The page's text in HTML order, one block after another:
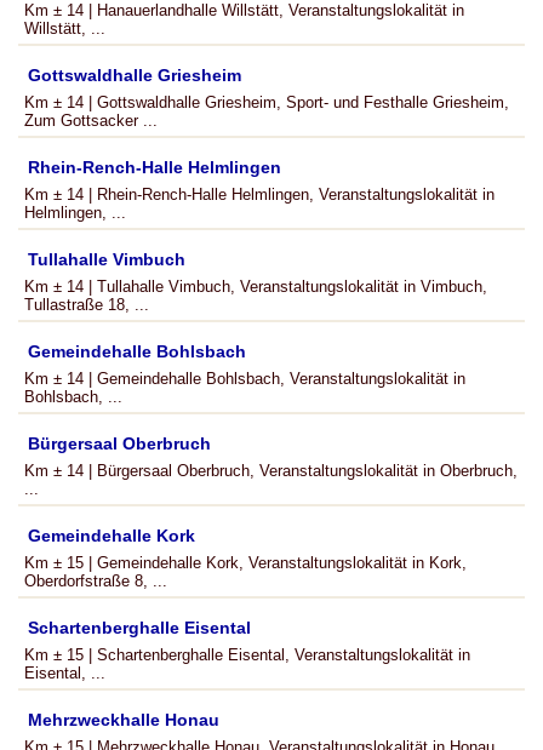
Km ± 14 | Hanauerlandhalle Willstätt, Veranstaltungslokalität in
Willstätt, ...
Gottswaldhalle Griesheim
Km ± 14 | Gottswaldhalle Griesheim, Sport- und Festhalle Griesheim,
Zum Gottsacker ...
Rhein-Rench-Halle Helmlingen
Km ± 14 | Rhein-Rench-Halle Helmlingen, Veranstaltungslokalität in
Helmlingen, ...
Tullahalle Vimbuch
Km ± 14 | Tullahalle Vimbuch, Veranstaltungslokalität in Vimbuch,
Tullastraße 18, ...
Gemeindehalle Bohlsbach
Km ± 14 | Gemeindehalle Bohlsbach, Veranstaltungslokalität in
Bohlsbach, ...
Bürgersaal Oberbruch
Km ± 14 | Bürgersaal Oberbruch, Veranstaltungslokalität in Oberbruch,
...
Gemeindehalle Kork
Km ± 15 | Gemeindehalle Kork, Veranstaltungslokalität in Kork,
Oberdorfstraße 8, ...
Schartenberghalle Eisental
Km ± 15 | Schartenberghalle Eisental, Veranstaltungslokalität in
Eisental, ...
Mehrzweckhalle Honau